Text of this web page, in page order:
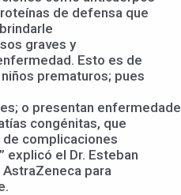
de defensa que
graves y
Esto es de
prematuros; pues
o presentan
congénitas, que
complicaciones
explicó el Dr. Esteban
para